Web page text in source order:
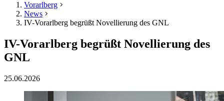
Vorarlberg
News
IV-Vorarlberg begrüßt Novellierung des GNL
IV-Vorarlberg begrüßt Novellierung des
GNL
25.06.2026